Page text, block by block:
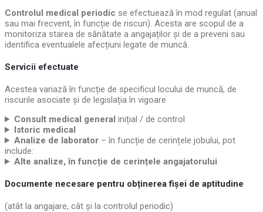
Controlul medical periodic se efectuează în mod regulat (anual
sau mai frecvent, în funcție de riscuri). Acesta are scopul de a
monitoriza starea de sănătate a angajaților și de a preveni sau
identifica eventualele afecțiuni legate de muncă.
Servicii efectuate
Acestea variază în funcție de specificul locului de muncă, de
riscurile asociate și de legislația în vigoare
Consult medical general inițial / de control
Istoric medical
Analize de laborator– în funcție de cerințele jobului, pot
include:
Alte analize, în funcție de cerințele angajatorului
Documente necesare pentru obținerea fișei de aptitudine
(atât la angajare, cât și la controlul periodic)